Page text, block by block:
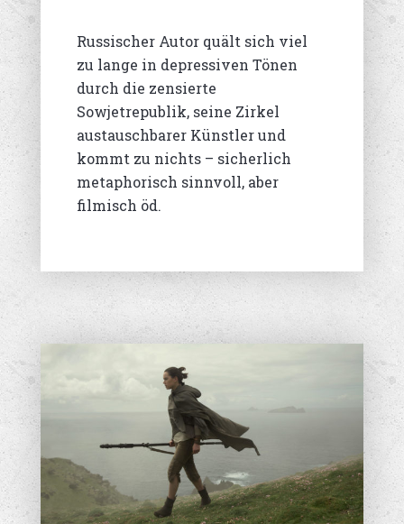
Russischer Autor quält sich viel
zu lange in depressiven Tönen
durch die zensierte
Sowjetrepublik, seine Zirkel
austauschbarer Künstler und
kommt zu nichts – sicherlich
metaphorisch sinnvoll, aber
filmisch öd.